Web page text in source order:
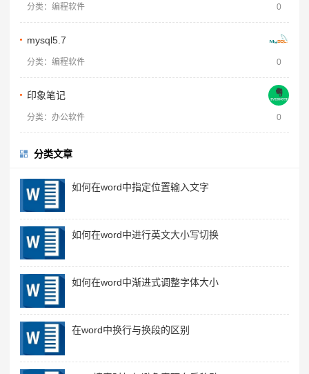
分类：编程软件 0
mysql5.7
分类：编程软件 0
印象笔记
分类：办公软件 0
分类文章
如何在word中指定位置输入文字
如何在word中进行英文大小写切换
如何在word中渐进式调整字体大小
在word中换行与换段的区别